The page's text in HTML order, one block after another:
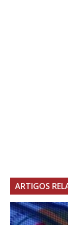
ARTIGOS